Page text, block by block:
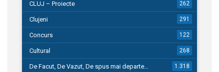
CLUJ – Proiecte 262
Clujeni 291
Concurs 122
Cultural 268
De Facut, De Vazut, De spus mai departe… 1.318